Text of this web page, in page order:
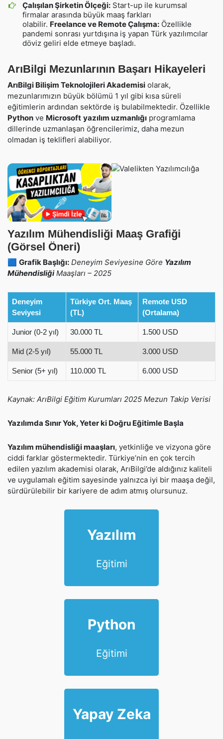
Çalışılan Şirketin Ölçeği: Start-up ile kurumsal
firmalar arasında büyük maaş farkları
olabilir. Freelance ve Remote Çalışma: Özellikle
pandemi sonrası yurtdışına iş yapan Türk yazılımcılar
döviz geliri elde etmeye başladı.
ArıBilgi Mezunlarının Başarı Hikayeleri
ArıBilgi Bilişim Teknolojileri Akademisi olarak,
mezunlarımızın büyük bölümü 1 yıl gibi kısa süreli
eğitimlerin ardından sektörde iş bulabilmektedir. Özellikle
Python ve Microsoft yazılım uzmanlığı programlama
dillerinde uzmanlaşan öğrencilerimiz, daha mezun
olmadan iş teklifleri alabiliyor.
Yazılım Mühendisliği Maaş Grafiği
(Görsel Öneri)
🟦 Grafik Başlığı: Deneyim Seviyesine Göre Yazılım
MühendisliğiMaaşları – 2025
Deneyim
Seviyesi
Türkiye Ort. Maaş
(TL)
Remote USD
(Ortalama)
Junior (0-2 yıl) 30.000 TL 1.500 USD
Mid (2-5 yıl) 55.000 TL 3.000 USD
Senior (5+ yıl) 110.000 TL 6.000 USD
Kaynak: ArıBilgi Eğitim Kurumları 2025 Mezun Takip Verisi
Yazılımda Sınır Yok, Yeter ki Doğru Eğitimle Başla
Yazılım mühendisliği maaşları, yetkinliğe ve vizyona göre
ciddi farklar göstermektedir. Türkiye’nin en çok tercih
edilen yazılım akademisi olarak, ArıBilgi’de aldığınız kaliteli
ve uygulamalı eğitim sayesinde yalnızca iyi bir maaşa değil,
sürdürülebilir bir kariyere de adım atmış olursunuz.
Yazılım
Eğitimi
Python
Eğitimi
Yapay Zeka